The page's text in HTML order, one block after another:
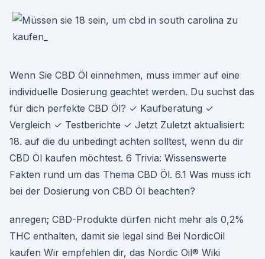
Wenn Sie CBD Öl einnehmen, muss immer auf eine
individuelle Dosierung geachtet werden. Du suchst das
für dich perfekte CBD Öl? ✓ Kaufberatung ✓
Vergleich ✓ Testberichte ✓ Jetzt Zuletzt aktualisiert:
18. auf die du unbedingt achten solltest, wenn du dir
CBD Öl kaufen möchtest. 6 Trivia: Wissenswerte
Fakten rund um das Thema CBD Öl. 6.1 Was muss ich
bei der Dosierung von CBD Öl beachten?
anregen; CBD-Produkte dürfen nicht mehr als 0,2%
THC enthalten, damit sie legal sind Bei NordicOil
kaufen Wir empfehlen dir, das Nordic Oil® Wiki